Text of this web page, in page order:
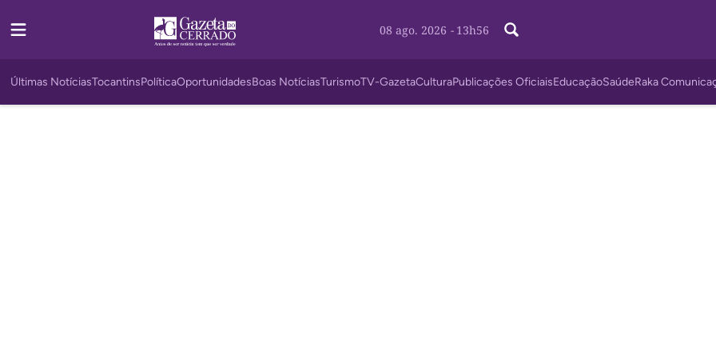
08 ago. 2026 - 13h56
Últimas NotíciasTocantinsPolíticaOportunidadesBoas NotíciasTurismoTV-GazetaCulturaPublicações OficiaisEducaçãoSaúdeRaka